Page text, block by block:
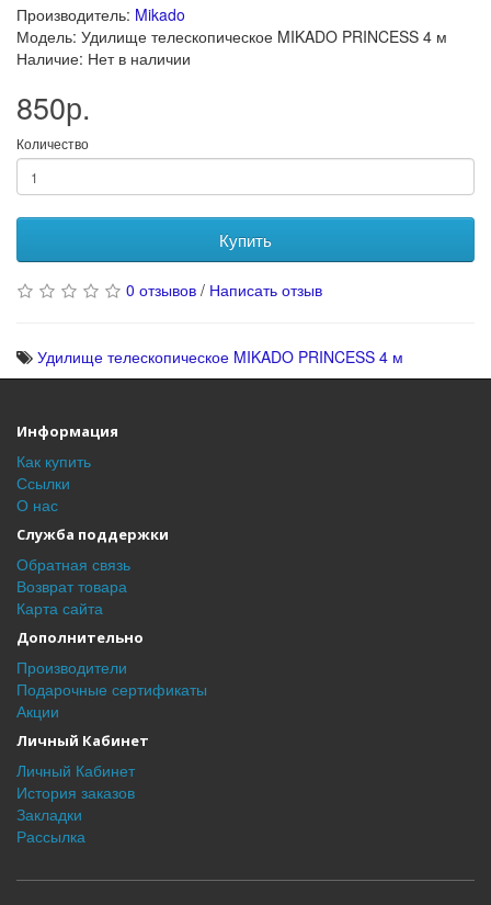
Производитель: Mikado
Модель: Удилище телескопическое MIKADO PRINCESS 4 м
Наличие: Нет в наличии
850р.
Количество
Купить
0 отзывов / Написать отзыв
Удилище телескопическое MIKADO PRINCESS 4 м
Информация
Как купить
Ссылки
О нас
Служба поддержки
Обратная связь
Возврат товара
Карта сайта
Дополнительно
Производители
Подарочные сертификаты
Акции
Личный Кабинет
Личный Кабинет
История заказов
Закладки
Рассылка